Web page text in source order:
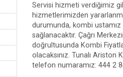
Servisi hizmeti verdiğimiz
hizmetlerimizden
durumunda, kombi
sağlanacaktır. Çağrı
doğrultusunda Kombi
olacaksınız. Tunalı
telefon numaramız: 444 2